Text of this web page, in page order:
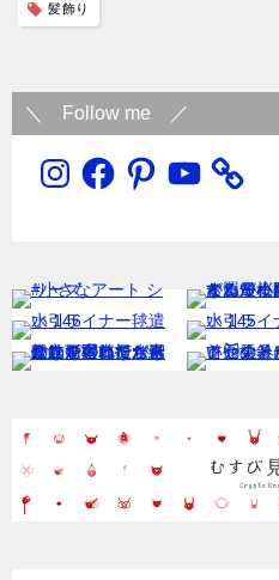
髪飾り
＼ Follow me ／
InstagramFacebookPinterestYouTube